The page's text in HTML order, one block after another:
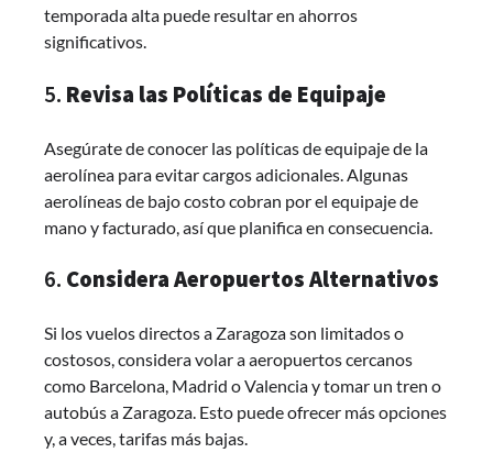
temporada alta puede resultar en ahorros
significativos.
5. Revisa las Políticas de Equipaje
Asegúrate de conocer las políticas de equipaje de la
aerolínea para evitar cargos adicionales. Algunas
aerolíneas de bajo costo cobran por el equipaje de
mano y facturado, así que planifica en consecuencia.
6. Considera Aeropuertos Alternativos
Si los vuelos directos a Zaragoza son limitados o
costosos, considera volar a aeropuertos cercanos
como Barcelona, Madrid o Valencia y tomar un tren o
autobús a Zaragoza. Esto puede ofrecer más opciones
y, a veces, tarifas más bajas.